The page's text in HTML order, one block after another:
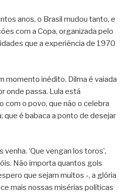
anos, o Brasil mudou tanto, e
com a Copa, organizada pelo
que a experiência de 1970
momento inédito. Dilma é vaiada
onde passa. Lula está
com o povo, que não o celebra
que é babaca a ponto de desejar
‘Que vengan los toros’,
Não importa quantos gols
que sejam muitos -, a glória
mais nossas misérias políticas